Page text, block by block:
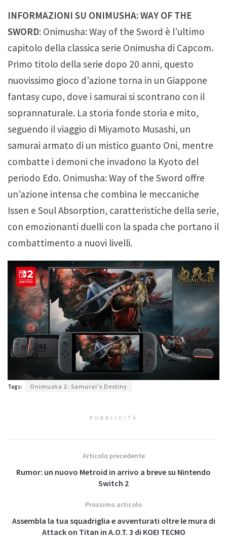
INFORMAZIONI SU ONIMUSHA: WAY OF THE
SWORD: Onimusha: Way of the Sword è l’ultimo
capitolo della classica serie Onimusha di Capcom.
Primo titolo della serie dopo 20 anni, questo
nuovissimo gioco d’azione torna in un Giappone
fantasy cupo, dove i samurai si scontrano con il
soprannaturale. La storia fonde storia e mito,
seguendo il viaggio di Miyamoto Musashi, un
samurai armato di un mistico guanto Oni, mentre
combatte i demoni che invadono la Kyoto del
periodo Edo. Onimusha: Way of the Sword offre
un’azione intensa che combina le meccaniche
Issen e Soul Absorption, caratteristiche della serie,
con emozionanti duelli con la spada che portano il
combattimento a nuovi livelli.
Tags: Onimusha 2: Samurai's Destiny
PUBBLICITÀ
Articolo precedente
Rumor: un nuovo Metroid in arrivo a breve su Nintendo
Switch 2
Prossimo articolo
Assembla la tua squadriglia e avventurati oltre le mura di
Attack on Titan in A.O.T. 3 di KOEI TECMO